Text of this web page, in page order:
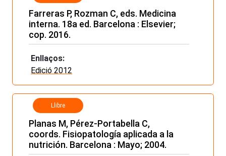
Farreras P, Rozman C, eds. Medicina
interna. 18a ed. Barcelona : Elsevier;
cop. 2016.
Enllaços:
Edició 2012
Llibre
Planas M, Pérez-Portabella C,
coords. Fisiopatología aplicada a la
nutrición. Barcelona : Mayo; 2004.